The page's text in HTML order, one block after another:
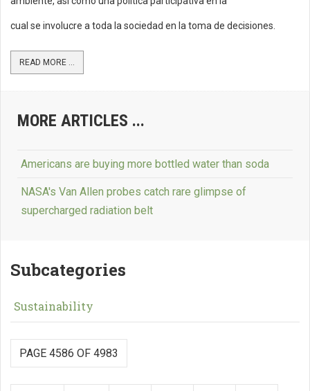
cual se involucre a toda la sociedad en la toma de decisiones.
READ MORE ...
MORE ARTICLES ...
Americans are buying more bottled water than soda
NASA's Van Allen probes catch rare glimpse of
supercharged radiation belt
Subcategories
Sustainability
PAGE 4586 OF 4983